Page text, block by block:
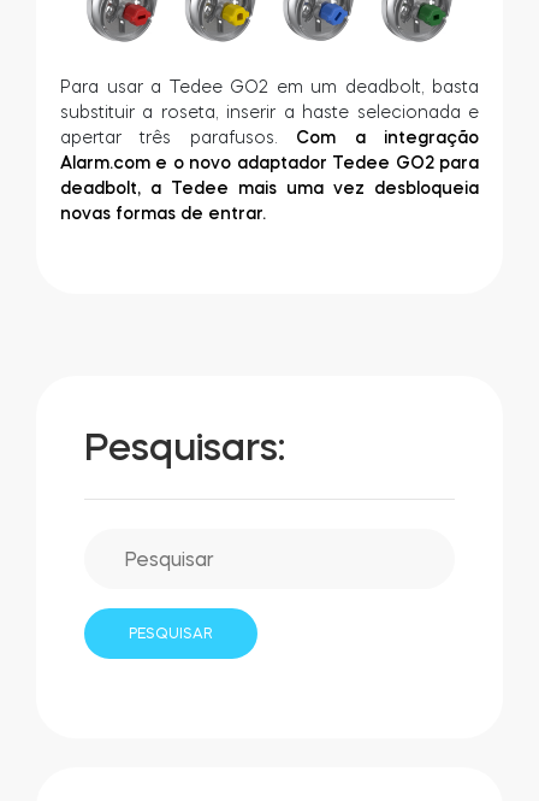
Para usar a Tedee GO2 em um deadbolt, basta
substituir a roseta, inserir a haste selecionada e
apertar três parafusos. Com a integração
Alarm.com e o novo adaptador Tedee GO2 para
deadbolt, a Tedee mais uma vez desbloqueia
novas formas de entrar.
Pesquisars: